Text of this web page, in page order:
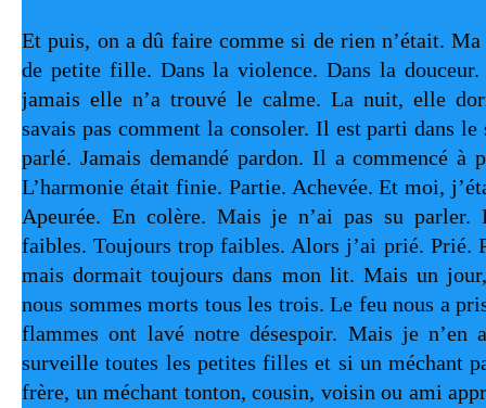
Et puis, on a dû faire comme si de rien n’était.
de petite fille. Dans la violence. Dans la
jamais elle n’a trouvé le calme. La nuit, elle
savais pas comment la consoler. Il est parti dans
parlé. Jamais demandé pardon. Il a commencé
L’harmonie était finie. Partie. Achevée. Et moi,
Apeurée. En colère. Mais je n’ai pas su parler.
faibles. Toujours trop faibles. Alors j’ai prié. Prié.
mais dormait toujours dans mon lit. Mais un
nous sommes morts tous les trois. Le feu nous a
flammes ont lavé notre désespoir. Mais je
surveille toutes les petites filles et si un méchant
frère, un méchant tonton, cousin, voisin ou ami